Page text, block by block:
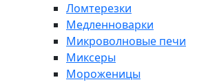
Ломтерезки
Медленноварки
Микроволновые печи
Миксеры
Мороженицы